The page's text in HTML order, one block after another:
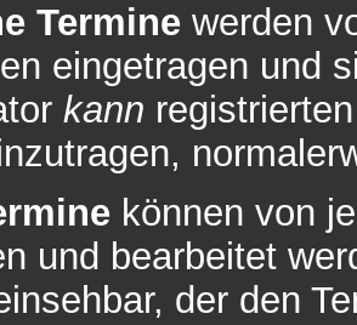
Termine werden
eingetragen und
kann
können von
und bearbeitet
der den